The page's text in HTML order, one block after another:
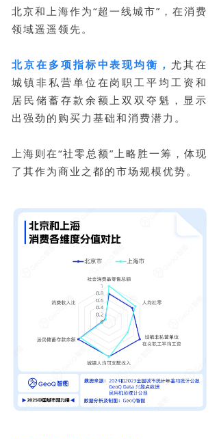
北京和上海作为“超一线城市”，在消费
领域遥遥领先。
北京在多项指标中表现均衡， 尤其在
城镇非私营单位在岗职工平均工资和
居民储蓄存款余额上双双夺魁，显示
出强劲的购买力基础和消费潜力。
上海则在“社零总额”上略胜一筹，体现
了其作为商业之都的市场规模优势。